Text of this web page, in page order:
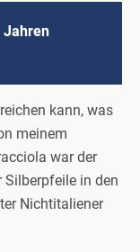
Jahren
kann, was
meinem
war der
Silberpfeile in den
Nichtitaliener